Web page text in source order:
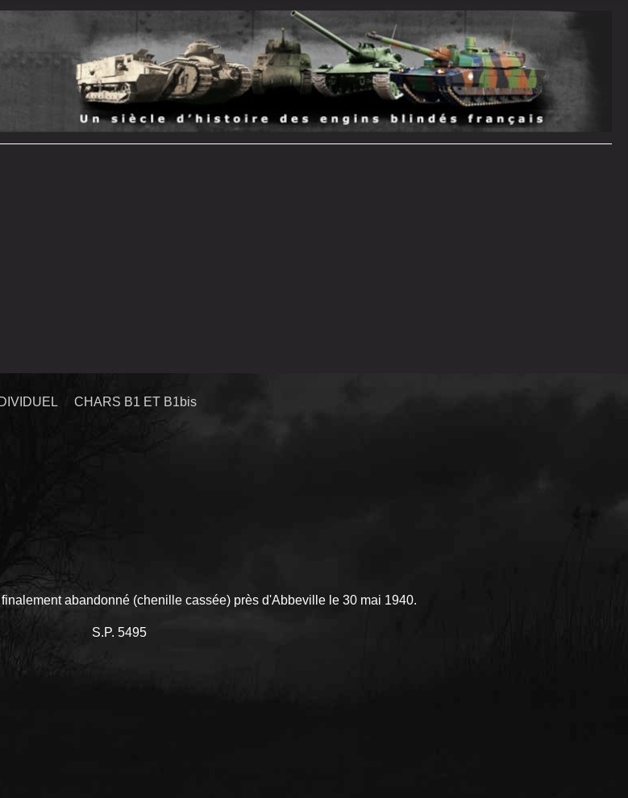
CHARS B1 ET B1bis
abandonné (chenille cassée) près d'Abbeville le 30 mai 1940.
S.P. 5495